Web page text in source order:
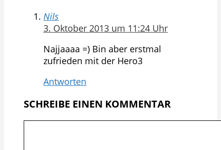
Nils
3. Oktober 2013 um 11:24 Uhr
Najjaaaa =) Bin aber erstmal
zufrieden mit der Hero3
Antworten
SCHREIBE EINEN KOMMENTAR